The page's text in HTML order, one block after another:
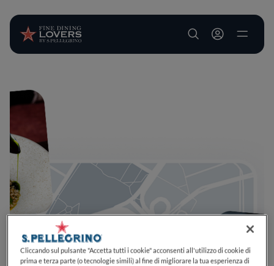
User account
Cliccando sul pulsante "Accetta tutti i cookie" acconsenti all'utilizzo di cookie di
prima e terza parte (o tecnologie simili) al fine di migliorare la tua esperienza di